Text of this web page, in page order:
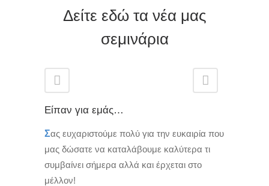
Δείτε εδώ τα νέα μας
σεμινάρια
Είπαν για εμάς…
Σας ευχαριστούμε πολύ για την ευκαιρία που
μας δώσατε να καταλάβουμε καλύτερα τι
συμβαίνει σήμερα αλλά και έρχεται στο
μέλλον!